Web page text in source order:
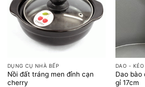
DỤNG CỤ NHÀ BẾP
Nồi đất tráng men đỉnh cạn
cherry
DAO -
Dao bào
gỉ 17cm